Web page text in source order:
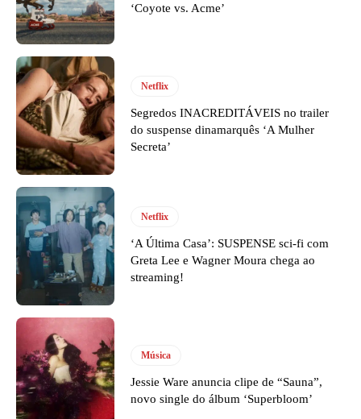
‘Coyote vs. Acme’
Netflix
Segredos INACREDITÁVEIS no trailer
do suspense dinamarquês ‘A Mulher
Secreta’
Netflix
‘A Última Casa’: SUSPENSE sci-fi com
Greta Lee e Wagner Moura chega ao
streaming!
Música
Jessie Ware anuncia clipe de “Sauna”,
novo single do álbum ‘Superbloom’